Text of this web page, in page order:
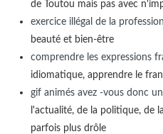
de Toutou mais pas avec
exercice illégal de la
beauté et bien-être
comprendre les expressions
idiomatique, apprendre le
gif animés avez -vous donc
l'actualité, de la politique, de
parfois plus drôle